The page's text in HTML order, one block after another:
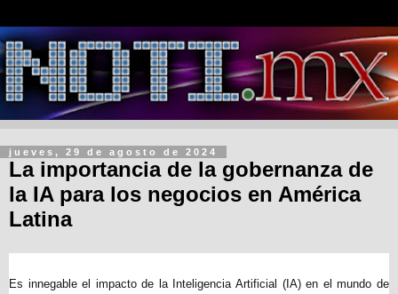
jueves, 29 de agosto de 2024
La importancia de la gobernanza de
la IA para los negocios en América
Latina
Es innegable el impacto de la Inteligencia Artificial (IA) en el mundo de